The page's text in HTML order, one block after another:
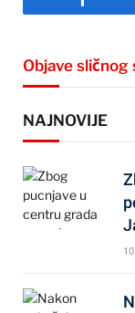
Objave sličnog
NAJNOVIJE